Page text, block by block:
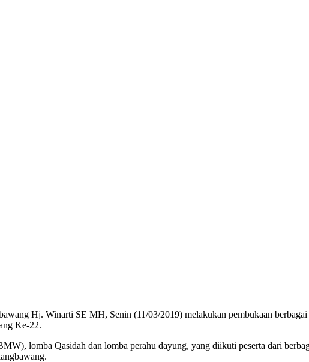
Hj. Winarti SE MH, Senin (11/03/2019) melakukan pembukaan
Ke-22.
lomba Qasidah dan lomba perahu dayung, yang diikuti peserta dari